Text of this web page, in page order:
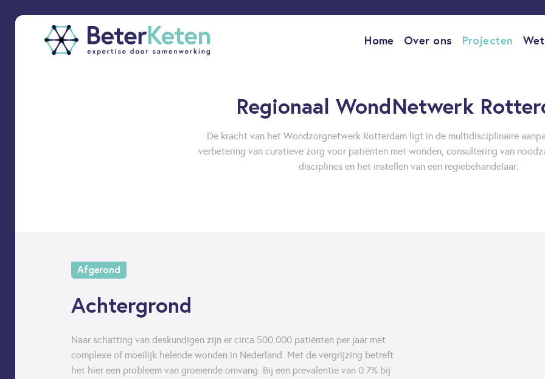
Home Over ons Projecten
Regionaal WondNetwerk
De kracht van het Wondzorgnetwerk Rotterdam ligt in de multidisciplinaire
verbetering van curatieve zorg voor patiënten met wonden, consultering van
disciplines en het instellen van een regiebehandelaar.
Afgerond
Achtergrond
Naar schatting van deskundigen zijn er circa 500.000 patiënten per jaar met
complexe of moeilijk helende wonden in Nederland. Met de vergrijzing betreft
het hier een probleem van groeiende omvang. Bij een prevalentie van 0.7% bij